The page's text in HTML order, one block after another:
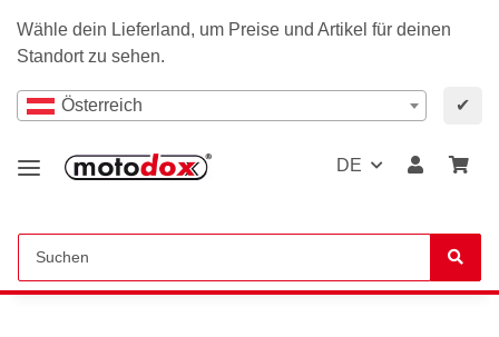
Wähle dein Lieferland, um Preise und Artikel für deinen
Standort zu sehen.
Österreich ✔
DE